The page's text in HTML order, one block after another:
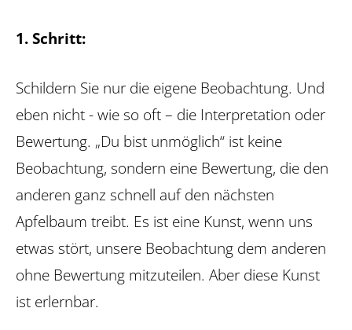
1. Schritt:
Schildern Sie nur die eigene Beobachtung. Und
eben nicht - wie so oft – die Interpretation oder
Bewertung. „Du bist unmöglich“ ist keine
Beobachtung, sondern eine Bewertung, die den
anderen ganz schnell auf den nächsten
Apfelbaum treibt. Es ist eine Kunst, wenn uns
etwas stört, unsere Beobachtung dem anderen
ohne Bewertung mitzuteilen. Aber diese Kunst
ist erlernbar.